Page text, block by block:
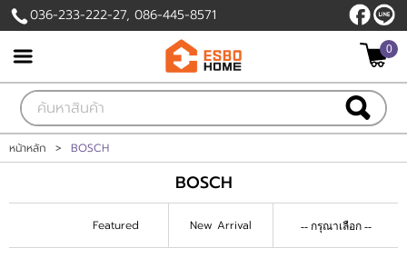
เข้าสู่ระบบ สมัครสมาชิก
สินค้าที่สนใจ ( 0 )
036-233-222-27, 086-445-8571
0
หน้าหลัก > BOSCH
BOSCH
Featured New Arrival